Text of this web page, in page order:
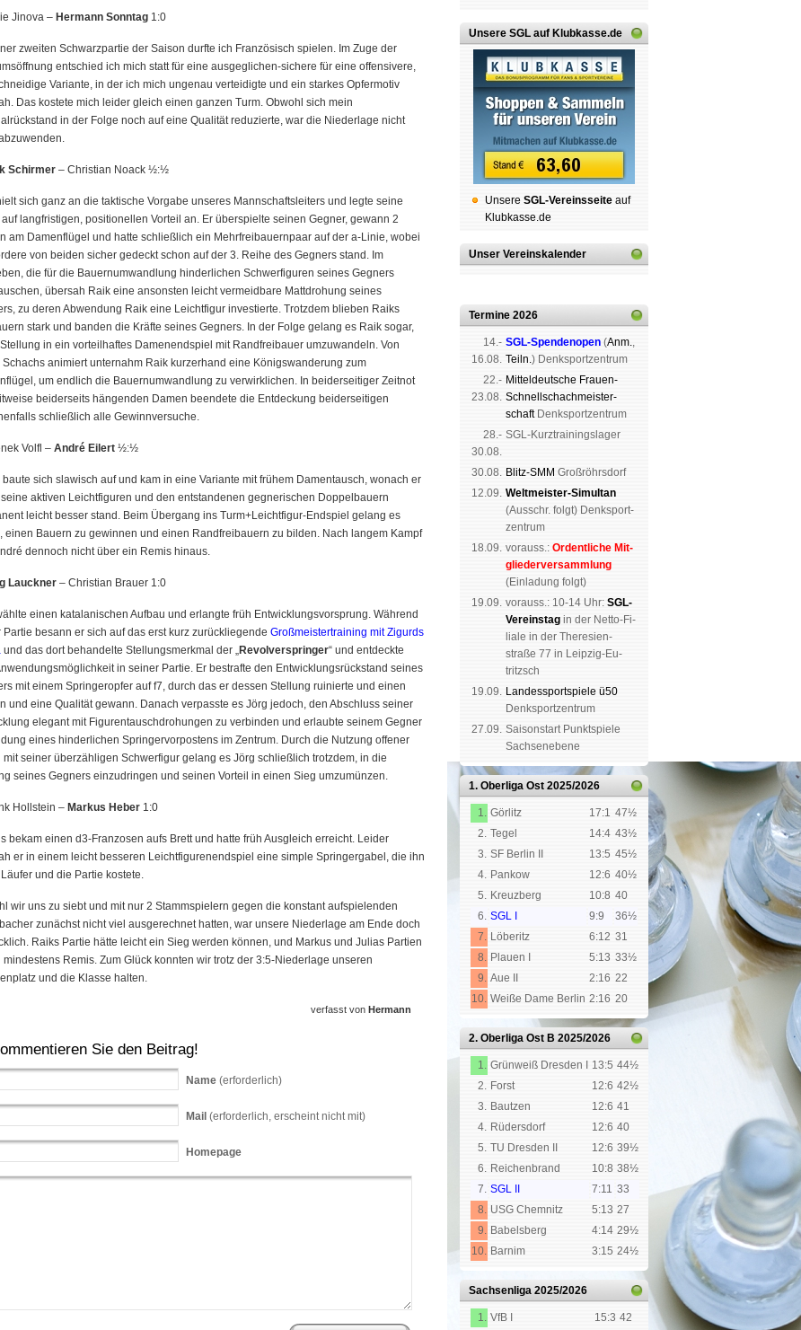
Jinova – Hermann Sonntag 1:0
zweiten Schwarzpartie der Saison durfte ich Französisch spielen. Im Zuge der
entschied ich mich statt für eine ausgeglichen-sichere für eine offensivere,
Variante, in der ich mich ungenau verteidigte und ein starkes Opfermotiv
Das kostete mich leider gleich einen ganzen Turm. Obwohl sich mein
in der Folge noch auf eine Qualität reduzierte, war die Niederlage nicht
Schirmer – Christian Noack ½:½
sich ganz an die taktische Vorgabe unseres Mannschaftsleiters und legte seine
auf langfristigen, positionellen Vorteil an. Er überspielte seinen Gegner, gewann 2
am Damenflügel und hatte schließlich ein Mehrfreibauernpaar auf der a-Linie, wobei
von beiden sicher gedeckt schon auf der 3. Reihe des Gegners stand. Im
die für die Bauernumwandlung hinderlichen Schwerfiguren seines Gegners
übersah Raik eine ansonsten leicht vermeidbare Mattdrohung seines
zu deren Abwendung Raik eine Leichtfigur investierte. Trotzdem blieben Raiks
stark und banden die Kräfte seines Gegners. In der Folge gelang es Raik sogar,
in ein vorteilhaftes Damenendspiel mit Randfreibauer umzuwandeln. Von
animiert unternahm Raik kurzerhand eine Königswanderung zum
um endlich die Bauernumwandlung zu verwirklichen. In beiderseitiger Zeitnot
beiderseits hängenden Damen beendete die Entdeckung beiderseitigen
schließlich alle Gewinnversuche.
Volfl – André Eilert ½:½
baute sich slawisch auf und kam in eine Variante mit frühem Damentausch, wonach er
aktiven Leichtfiguren und den entstandenen gegnerischen Doppelbauern
leicht besser stand. Beim Übergang ins Turm+Leichtfigur-Endspiel gelang es
einen Bauern zu gewinnen und einen Randfreibauern zu bilden. Nach langem Kampf
dennoch nicht über ein Remis hinaus.
Lauckner – Christian Brauer 1:0
einen katalanischen Aufbau und erlangte früh Entwicklungsvorsprung. Während
Partie besann er sich auf das erst kurz zurückliegende Großmeistertraining mit Zigurds
und das dort behandelte Stellungsmerkmal der „Revolverspringer“ und entdeckte
in seiner Partie. Er bestrafte den Entwicklungsrückstand seines
mit einem Springeropfer auf f7, durch das er dessen Stellung ruinierte und einen
und eine Qualität gewann. Danach verpasste es Jörg jedoch, den Abschluss seiner
elegant mit Figurentauschdrohungen zu verbinden und erlaubte seinem Gegner
eines hinderlichen Springervorpostens im Zentrum. Durch die Nutzung offener
mit seiner überzähligen Schwerfigur gelang es Jörg schließlich trotzdem, in die
seines Gegners einzudringen und seinen Vorteil in einen Sieg umzumünzen.
Hollstein – Markus Heber 1:0
bekam einen d3-Franzosen aufs Brett und hatte früh Ausgleich erreicht. Leider
er in einem leicht besseren Leichtfigurenendspiel eine simple Springergabel, die ihn
und die Partie kostete.
wir uns zu siebt und mit nur 2 Stammspielern gegen die konstant aufspielenden
zunächst nicht viel ausgerechnet hatten, war unsere Niederlage am Ende doch
Raiks Partie hätte leicht ein Sieg werden können, und Markus und Julias Partien
mindestens Remis. Zum Glück konnten wir trotz der 3:5-Niederlage unseren
und die Klasse halten.
verfasst von Hermann
Sie den Beitrag!
Name (erforderlich)
Mail (erforderlich, erscheint nicht mit)
Homepage
Unsere SGL auf Klubkasse.de
Unsere SGL-Ver­eins­sei­te auf
Klubkasse.de
Unser Vereinskalender
Termine 2026
14.-
16.08.
SGL-Spenden­open (Anm.,
Teiln.) Denk­sport­zen­trum
22.-
23.08.
Mit­tel­deu­tsche Frauen-
Schnell­schach­meis­ter­
schaftDenk­sport­zen­trum
28.-
30.08.
SGL-Kurz­trai­nings­lager
30.08. Blitz-SMM Groß­röhrs­dorf
12.09. Weltmeister-Simultan
(Aus­schr. folgt) Denk­sport­
zen­trum
18.09. vorauss.: Or­dent­li­che Mit­
glie­der­ver­samm­lung
(Ein­la­dung folgt)
19.09. vor­auss.: 10-14 Uhr: SGL-
Ver­eins­tag in der Netto-Fi­
li­a­le in der The­re­sien­
straße 77 in Leip­zig-Eu­
tritzsch
19.09. Landes­sport­spiele ü50
Denk­sport­zen­trum
27.09. Saison­start Punkt­spiele
Sachsen­ebene
1. Oberliga Ost 2025/2026
1. Görlitz 17:1 47½
2. Tegel 14:4 43½
3. SF Berlin II 13:5 45½
4. Pankow 12:6 40½
5. Kreuzberg 10:8 40
6. SGL I 9:9
36½
7. Löberitz 6:12 31
8. Plauen I 5:13 33½
9. Aue II 2:16 22
10. Weiße Dame Berlin 2:16 20
2. Oberliga Ost B 2025/2026
1. Grünweiß Dresden I 13:5 44½
2. Forst 12:6 42½
3. Bautzen 12:6 41
4. Rüdersdorf 12:6 40
5. TU Dresden II 12:6 39½
6. Reichenbrand 10:8 38½
7. SGL II 7:11 33
8. USG Chemnitz 5:13 27
9. Babelsberg 4:14 29½
10. Barnim 3:15 24½
Sachsenliga 2025/2026
1. VfB I 15:3 42